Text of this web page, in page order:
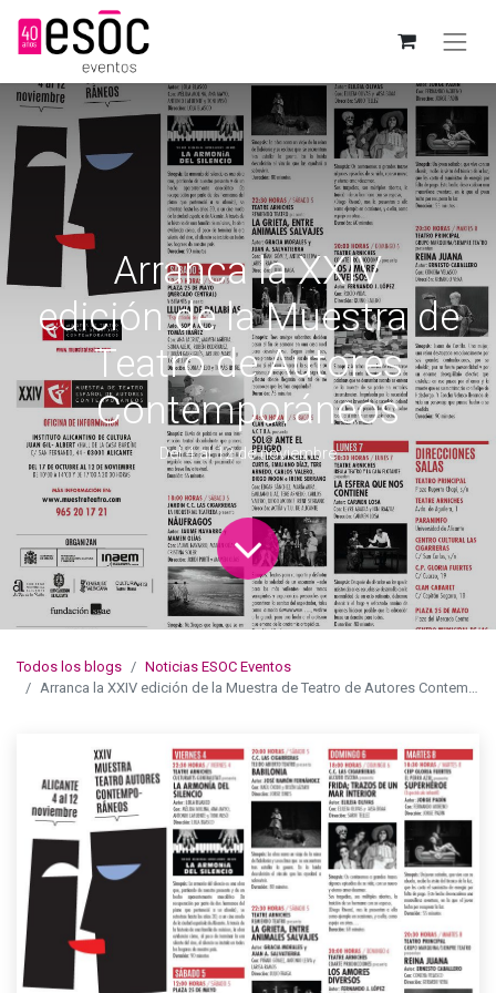
Arranca la XXIV
edición de la Muestra de
Teatro de Autores
Contemporáneos
Del 4 al 12 de noviembre
Todos los blogs
Noticias ESOC Eventos
Arranca la XXIV edición de la Muestra de Teatro de Autores Contemporáneos